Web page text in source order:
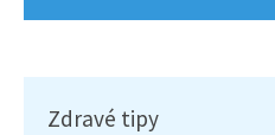
Zdravé tipy